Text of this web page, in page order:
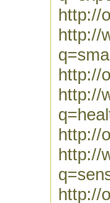
http://
http://
http://
http://
http://
http://
http://